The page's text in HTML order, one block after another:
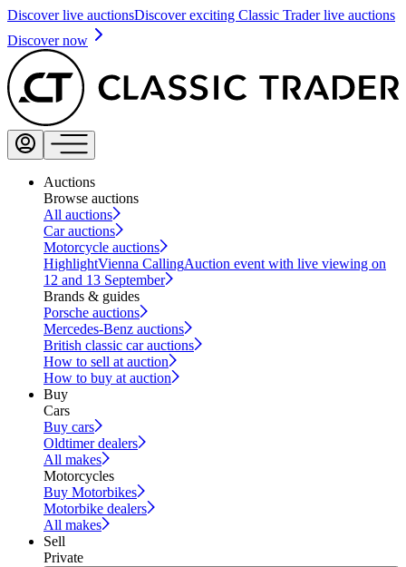
Discover live auctionsDiscover exciting Classic Trader live auctions
Discover now
Auctions
Browse auctions
All auctions
Car auctions
Motorcycle auctions
HighlightVienna CallingAuction event with live viewing on
12 and 13 September
Brands & guides
Porsche auctions
Mercedes-Benz auctions
British classic car auctions
How to sell at auction
How to buy at auction
Buy
Cars
Buy cars
Oldtimer dealers
All makes
Motorcycles
Buy Motorbikes
Motorbike dealers
All makes
Sell
Private